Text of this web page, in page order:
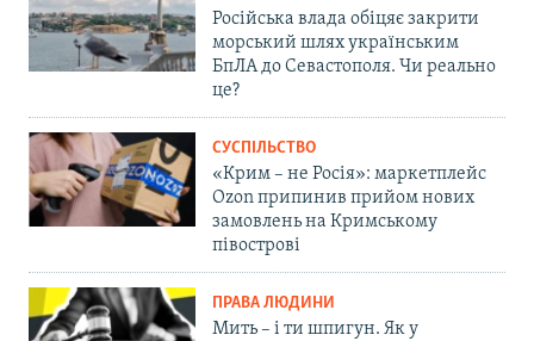
Російська влада обіцяє закрити
морський шлях українським
БпЛА до Севастополя. Чи реально
це?
СУСПІЛЬСТВО
«Крим – не Росія»: маркетплейс
Ozon припинив прийом нових
замовлень на Кримському
півострові
ПРАВА ЛЮДИНИ
Мить – і ти шпигун. Як у